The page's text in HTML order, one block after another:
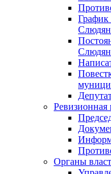
График
Ревизионная
Органы